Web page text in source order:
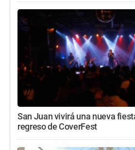
San Juan vivirá una nueva
regreso de CoverFest